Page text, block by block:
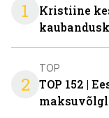
1
Kristiine
2
TOP
TOP 152 |